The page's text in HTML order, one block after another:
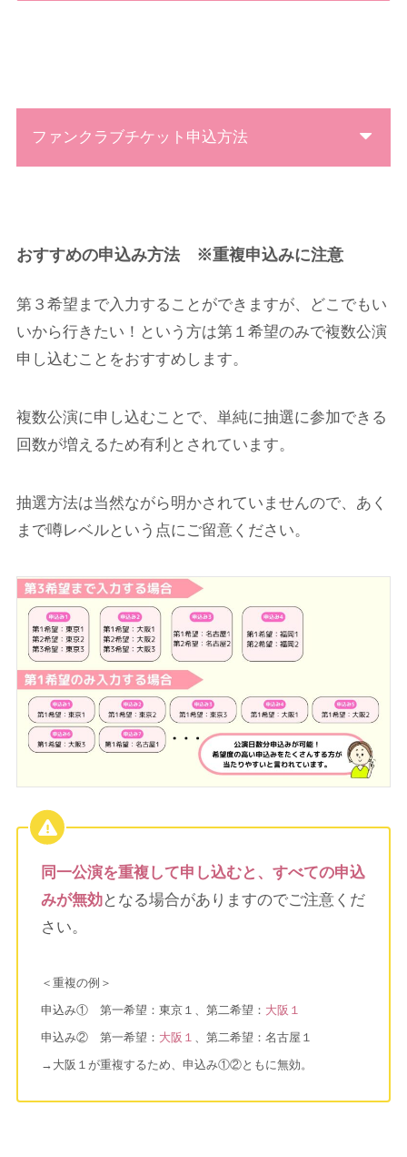
ファンクラブチケット申込方法
おすすめの申込み方法 ※重複申込みに注意
第３希望まで入力することができますが、どこでもい
いから行きたい！という方は第１希望のみで複数公演
申し込むことをおすすめします。
複数公演に申し込むことで、単純に抽選に参加できる
回数が増えるため有利とされています。
抽選方法は当然ながら明かされていませんので、あく
まで噂レベルという点にご留意ください。
同一公演を重複して申し込むと、すべての申込
みが無効となる場合がありますのでご注意くだ
さい。
＜重複の例＞
申込み① 第一希望：東京１、第二希望： 大阪１
申込み② 第一希望： 大阪１
、第二希望：名古屋１
→大阪１が重複するため、申込み①②ともに無効。